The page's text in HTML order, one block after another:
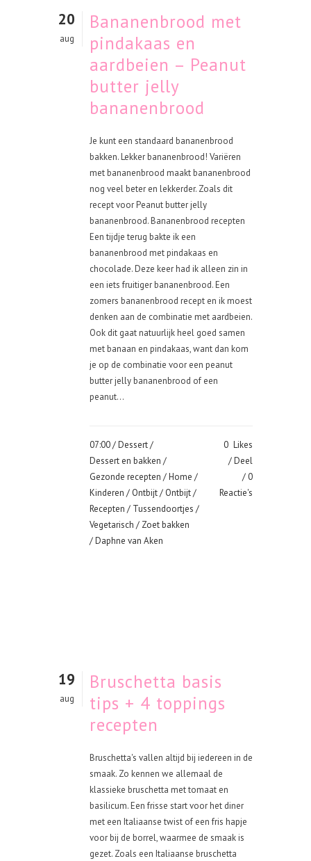
20
aug
Bananenbrood met
pindakaas en
aardbeien – Peanut
butter jelly
bananenbrood
Je kunt een standaard bananenbrood
bakken. Lekker bananenbrood! Variëren
met bananenbrood maakt bananenbrood
nog veel beter en lekkerder. Zoals dit
recept voor Peanut butter jelly
bananenbrood. Bananenbrood recepten
Een tijdje terug bakte ik een
bananenbrood met pindakaas en
chocolade. Deze keer had ik alleen zin in
een iets fruitiger bananenbrood. Een
zomers bananenbrood recept en ik moest
denken aan de combinatie met aardbeien.
Ook dit gaat natuurlijk heel goed samen
met banaan en pindakaas, want dan kom
je op de combinatie voor een peanut
butter jelly bananenbrood of een
peanut...
07:00 /Dessert/
Dessert en bakken /
Gezonde recepten /Home /
Kinderen / Ontbijt/ Ontbijt/
Recepten / Tussendoortjes /
Vegetarisch / Zoet bakken
/ Daphne van Aken
0 Likes
Deel
0
Reactie's
19
aug
Bruschetta basis
tips + 4 toppings
recepten
Bruschetta's vallen altijd bij iedereen in de
smaak. Zo kennen we allemaal de
klassieke bruschetta met tomaat en
basilicum. Een frisse start voor het diner
met een Italiaanse twist of een fris hapje
voor bij de borrel, waarmee de smaak is
gezet. Zoals een Italiaanse bruschetta